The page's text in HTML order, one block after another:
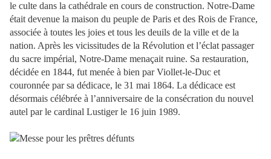
le culte dans la cathédrale en cours de construction. Notre-Dame
était devenue la maison du peuple de Paris et des Rois de France,
associée à toutes les joies et tous les deuils de la ville et de la
nation. Après les vicissitudes de la Révolution et l’éclat passager
du sacre impérial, Notre-Dame menaçait ruine. Sa restauration,
décidée en 1844, fut menée à bien par Viollet-le-Duc et
couronnée par sa dédicace, le 31 mai 1864. La dédicace est
désormais célébrée à l’anniversaire de la consécration du nouvel
autel par le cardinal Lustiger le 16 juin 1989.